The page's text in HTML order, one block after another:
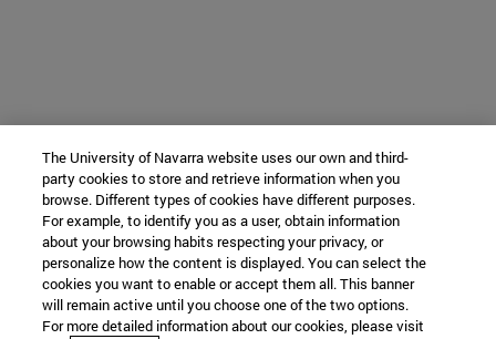
The University of Navarra website uses our own and third-
party cookies to store and retrieve information when you
browse. Different types of cookies have different purposes.
For example, to identify you as a user, obtain information
about your browsing habits respecting your privacy, or
personalize how the content is displayed. You can select the
cookies you want to enable or accept them all. This banner
will remain active until you choose one of the two options.
For more detailed information about our cookies, please visit